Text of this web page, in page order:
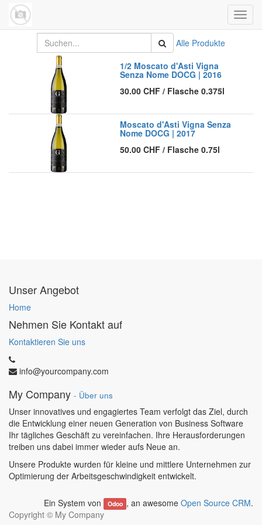
Alle Produkte
1/2 Moscato d'Asti Vigna
Senza Nome DOCG | 2016
30.00 CHF / Flasche 0.375l
Moscato d'Asti Vigna Senza
Nome DOCG | 2017
50.00 CHF / Flasche 0.75l
Unser Angebot
Home
Nehmen Sie Kontakt auf
Kontaktieren Sie uns
info@yourcompany.com
My Company - Über uns
Unser innovatives und engagiertes Team verfolgt das Ziel, durch
die Entwicklung einer neuen Generation von Business Software
Ihr tägliches Geschäft zu vereinfachen. Ihre Herausforderungen
treiben uns dabei immer wieder aufs Neue an.
Unsere Produkte wurden für kleine und mittlere Unternehmen zur
Optimierung der Arbeitsgeschwindigkeit entwickelt.
Ein System von Odoo , an awesome Open Source CRM.
Copyright © My Company